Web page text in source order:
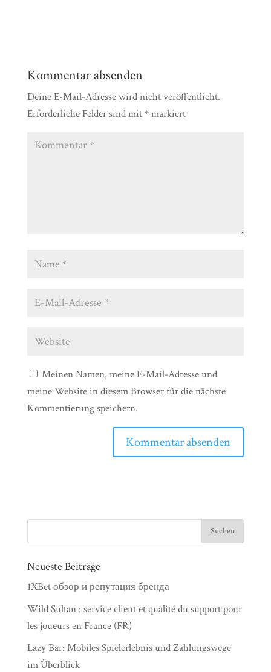
Kommentar absenden
Deine E-Mail-Adresse wird nicht veröffentlicht.
Erforderliche Felder sind mit*markiert
Meinen Namen, meine E-Mail-Adresse und
meine Website in diesem Browser für die nächste
Kommentierung speichern.
Neueste Beiträge
1XBet обзор и репутация бренда
Wild Sultan : service client et qualité du support pour
les joueurs en France (FR)
Lazy Bar: Mobiles Spielerlebnis und Zahlungswege
im Überblick